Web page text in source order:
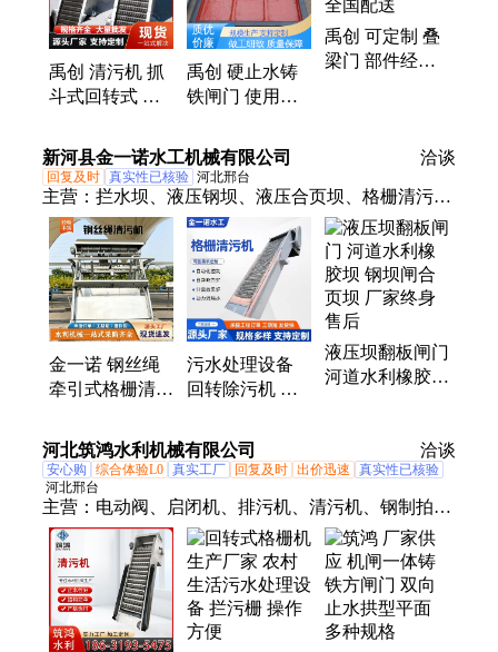
机、不锈钢闸门、叠梁门、自动抓梁、堰门
禹创 清污机 抓
斗式回转式 河
可定制
禹创 硬止水铸
铁闸门 使用寿
能卓越 厂家定
制
禹创 可定制 叠
梁门 部件经久
新河县金一诺水工机械有限公司 洽谈
回复及时 真实性已核验 河北邢台
主营： 拦水坝、液压钢坝、液压合页坝、格栅清污
机、抓斗清污机、回转式清污机、液压翻板闸门
金一诺 钢丝绳
牵引式格栅清污
深50米 可定制
污水处理设备
回转除污机 高
全 清污机厂家
液压坝翻板闸门
河道水利橡胶坝
河北筑鸿水利机械有限公司
洽谈
安心购 综合体验L0 真实工厂 回复及时 出价迅速
真实性已核验
河北邢台
主营： 电动阀、启闭机、排污机、清污机、钢制拍
门、铸铁闸门、污水管道、自动闸门、液压钢坝、玻
璃钢闸门、单向止水闸、复合材料拍门、一体钢制闸
门、暗杆式钢制闸门、耐腐蚀钢制闸门、水利工程景
观坝